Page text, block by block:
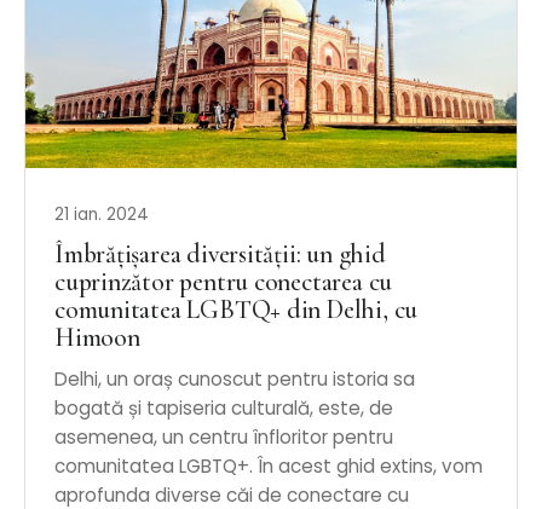
21 ian. 2024
Îmbrățișarea diversității: un ghid
cuprinzător pentru conectarea cu
comunitatea LGBTQ+ din Delhi, cu
Himoon
Delhi, un oraș cunoscut pentru istoria sa
bogată și tapiseria culturală, este, de
asemenea, un centru înfloritor pentru
comunitatea LGBTQ+. În acest ghid extins, vom
aprofunda diverse căi de conectare cu